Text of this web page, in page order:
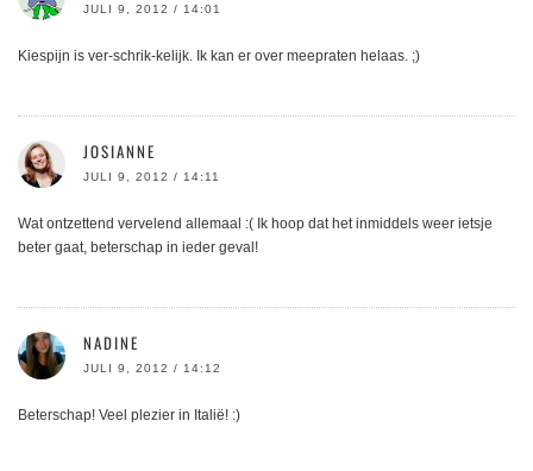
JULI 9, 2012 / 14:01
Kiespijn is ver-schrik-kelijk. Ik kan er over meepraten helaas. ;)
JOSIANNE
JULI 9, 2012 / 14:11
Wat ontzettend vervelend allemaal :( Ik hoop dat het inmiddels weer ietsje
beter gaat, beterschap in ieder geval!
NADINE
JULI 9, 2012 / 14:12
Beterschap! Veel plezier in Italië! :)